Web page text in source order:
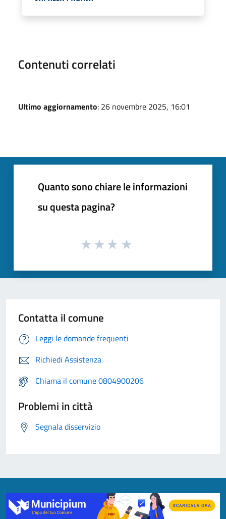
Contenuti correlati
Ultimo aggiornamento: 26 novembre 2025, 16:01
Quanto sono chiare le informazioni
su questa pagina?
Contatta il comune
Leggi le domande frequenti
Richiedi Assistenza
Chiama il comune 0804900206
Problemi in città
Segnala disservizio